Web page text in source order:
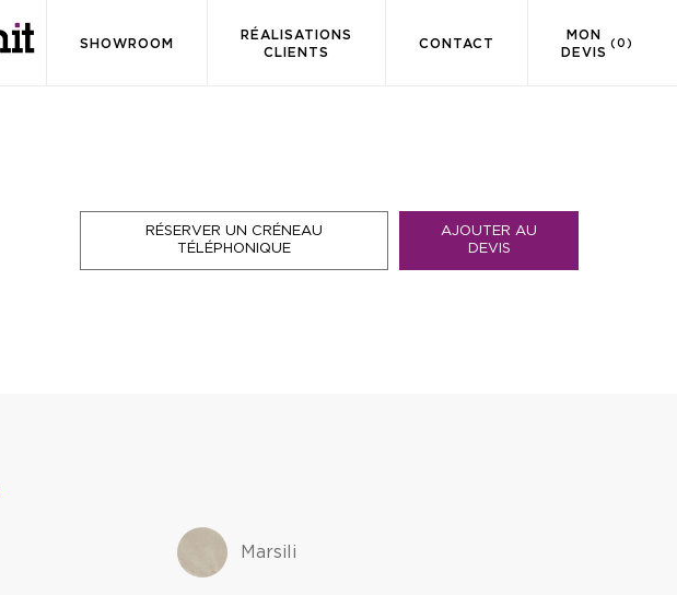
SHOWROOM
RÉALISATIONS
CLIENTS
CONTACT
MON
DEVIS
(0)
RÉSERVER UN CRÉNEAU
TÉLÉPHONIQUE
AJOUTER AU
DEVIS
Marsili